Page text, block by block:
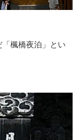
楓橋夜泊」とい